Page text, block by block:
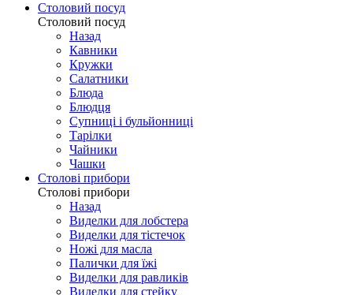
Столовий посуд
Столовий посуд
Назад
Кавники
Кружки
Салатники
Блюда
Блюдця
Супниці і бульйонниці
Тарілки
Чайники
Чашки
Столові прибори
Столові прибори
Назад
Виделки для лобстера
Виделки для тістечок
Ножі для масла
Палички для їжі
Виделки для равликів
Виделки для стейку